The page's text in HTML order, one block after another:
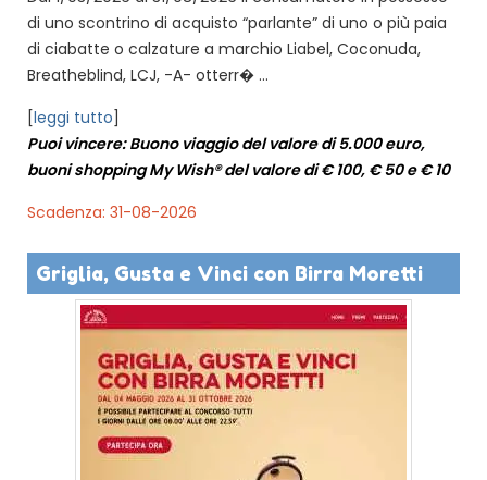
di uno scontrino di acquisto “parlante” di uno o più paia
di ciabatte o calzature a marchio Liabel, Coconuda,
Breatheblind, LCJ, -A- otterr� ...
[leggi tutto]
Puoi vincere: Buono viaggio del valore di 5.000 euro,
buoni shopping My Wish® del valore di € 100, € 50 e € 10
Scadenza: 31-08-2026
Griglia, Gusta e Vinci con Birra Moretti